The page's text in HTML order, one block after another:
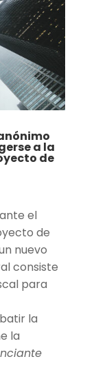
a la
de
el
de
nuevo
consiste
para
la
la